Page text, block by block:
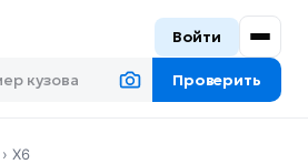
Проверить
Войти
› X6